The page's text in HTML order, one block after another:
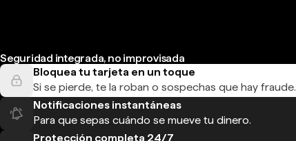
Seguridad integrada, no improvisada
Bloquea tu tarjeta en un toque
Si se pierde, te la roban o sospechas que hay fraude.
Notificaciones instantáneas
Para que sepas cuándo se mueve tu dinero.
Protección completa 24/7